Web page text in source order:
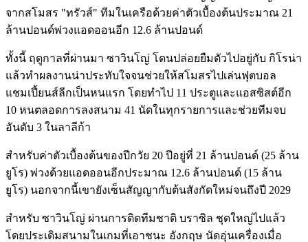
จากสโมสร "ทรัวส์" ทีมในเครือด้วยค่าตัวเบื้องต้นประมาณ 21
ล้านปอนด์พ่วงแอดออนอีก 12.6 ล้านปอนด์
ทั้งนี้ ฤดูกาลที่ผ่านมา ซาวินโญ่ โดนปล่อยยืมตัวไปอยู่กับ กิโรน่า
แล้วทำผลงานน่าประทับใจจนช่วยให้สโมสรไปเล่นฟุตบอล
แชมเปี้ยนส์ลีกเป็นหนแรก โดยทำไป 11 ประตูและแอสซิสต์อีก
10 หนตลอดการลงสนาม 41 นัดในทุกรายการและช่วยทีมจบ
อันดับ 3 ในลาลีก้า
สำหรับค่าตัวเบื้องต้นของปีกวัย 20 ปีอยู่ที่ 21 ล้านปอนด์ (25 ล้าน
ยูโร) พ่วงด้วยแอดออนอีกประมาณ 12.6 ล้านปอนด์ (15 ล้าน
ยูโร) นอกจากนี้เขายังเซ็นสัญญากับต้นสังกัดใหม่จนถึงปี 2029
สำหรับ ซาวินโญ่ ผ่านการติดทีมชาติ บราซิล ชุดใหญ่ไปแล้ว
โดยประเดิมสนามในเกมที่เอาชนะ อังกฤษ นัดอุ่นเครื่องเมื่อ